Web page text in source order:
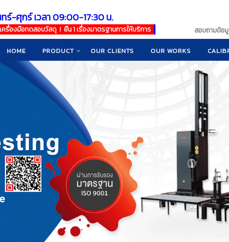
ทร์-ศุกร์ เวลา 09:00-17:30 น.
รื่องมือทดสอบวัสดุ ! ยืน 1 เรื่องมาตรฐานการให้บริการ สอบถามข้อ
HOME PRODUCT OUR CLIENTS OUR WORKS